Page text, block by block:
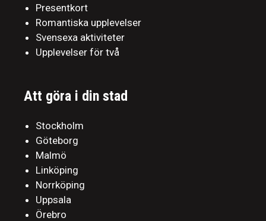
Presentkort
Romantiska upplevelser
Svensexa aktiviteter
Upplevelser för två
Att göra i din stad
Stockholm
Göteborg
Malmö
Linköping
Norrköping
Uppsala
Örebro